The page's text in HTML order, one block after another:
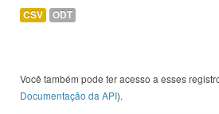
CSV ODT
Você também pode ter acesso a esses
Documentação da API).